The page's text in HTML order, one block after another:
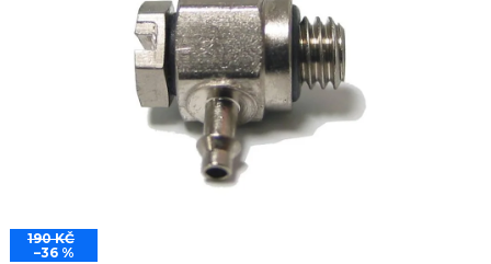
hvězdiček.
190 KČ
–36 %